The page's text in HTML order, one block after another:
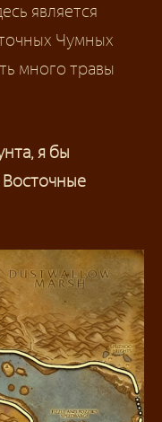
является
Чумных
много травы
я бы
Восточные